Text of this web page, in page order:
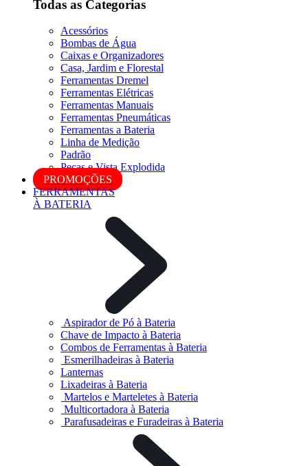
Todas as Categorias
Acessórios
Bombas de Água
Caixas e Organizadores
Casa, Jardim e Florestal
Ferramentas Dremel
Ferramentas Elétricas
Ferramentas Manuais
Ferramentas Pneumáticas
Ferramentas a Bateria
Linha de Medição
Padrão
Peças e Vista Explodida
PROMOÇÕES
FERRAMENTAS
À BATERIA
Aspirador de Pó à Bateria
Chave de Impacto à Bateria
Combos de Ferramentas à Bateria
Esmerilhadeiras à Bateria
Lanternas
Lixadeiras à Bateria
Martelos e Marteletes à Bateria
Multicortadora à Bateria
Parafusadeiras e Furadeiras à Bateria